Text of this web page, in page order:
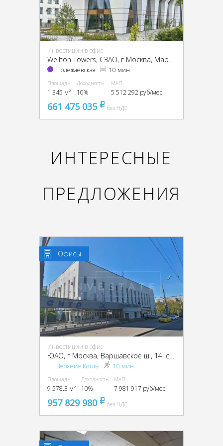
Инвестиции в офис
Wellton Towers, CЗАО, г Москва, Маршала Жукова пр-т, 39
Полежаевская 10 мин
Площадь
1 345 м²
Доходность
10%
МАП
5 512 292 руб/мес
661 475 035 pуббез НДС
ИНТЕРЕСНЫЕ
ПРЕДЛОЖЕНИЯ
Офисы
Инвестиции в офис
Верхние Котлы 10 мин
Площадь
9 578.3 м²
Доходность
10%
МАП
7 981 917 руб/мес
957 829 980 pуббез НДС